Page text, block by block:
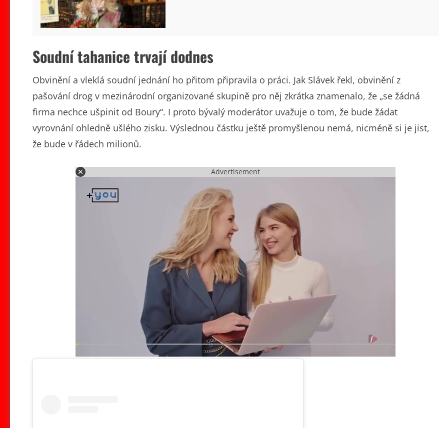
Soudní tahanice trvají dodnes
Obvinění a vleklá soudní jednání ho přitom připravila o práci. Jak Slávek řekl, obvinění z
pašování drog v mezinárodní organizované skupině pro něj zkrátka znamenalo, že „se žádná
firma nechce ušpinit od Boury“. I proto bývalý moderátor uvažuje o tom, že bude žádat
vyrovnání ohledně ušlého zisku. Výslednou částku ještě promyšlenou nemá, nicméně si je jist,
že bude v řádech milionů.
Advertisement